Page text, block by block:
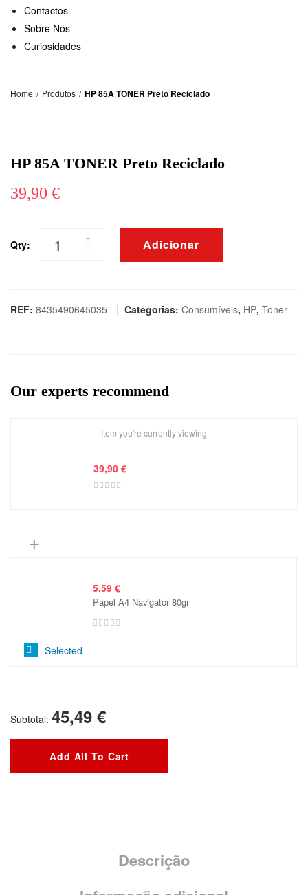
Contactos
Sobre Nós
Curiosidades
Home / Produtos / HP 85A TONER Preto Reciclado
HP 85A TONER Preto Reciclado
39,90 €
Qty:
Quantidade
85A
Adicionar
REF: 8435490645035 Categorias: Consumíveis, HP, Toner
Our experts recommend
Item you're currently viewing
39,90 €
+
5,59 €
Papel A4 Navigator 80gr
Selected
Subtotal: 45,49 €
Add All To Cart
Descrição